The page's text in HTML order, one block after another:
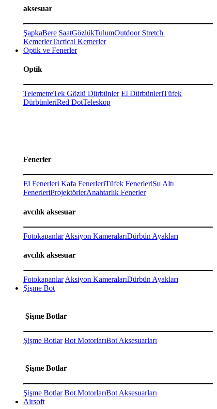
aksesuar
ŞapkaBere SaatGözlükTulumOutdoor Stretch
KemerlerTactical Kemerler
Optik ve Fenerler
Optik
TelemetreTek Gözlü Dürbünler El DürbünleriTüfek
DürbünleriRed DotTeleskop
Fenerler
El Fenerleri Kafa FenerleriTüfek FenerleriSu Altı
FenerleriProjektörlerAnahtarlık Fenerler
avcılık aksesuar
Fotokapanlar Aksiyon KameralarıDürbün Ayakları
avcılık aksesuar
FotokapanlarAksiyon KameralarıDürbün Ayakları
Şişme Bot
Şişme Botlar
Şişme Botlar Bot MotorlarıBot Aksesuarları
Şişme Botlar
Şişme Botlar Bot MotorlarıBot Aksesuarları
Airsoft